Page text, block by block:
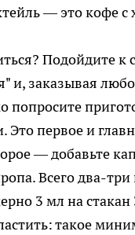
— это кофе с
Подойдите к
и, заказывая
попросите
Это первое и
— добавьте
Всего два-
3 мл на
такое